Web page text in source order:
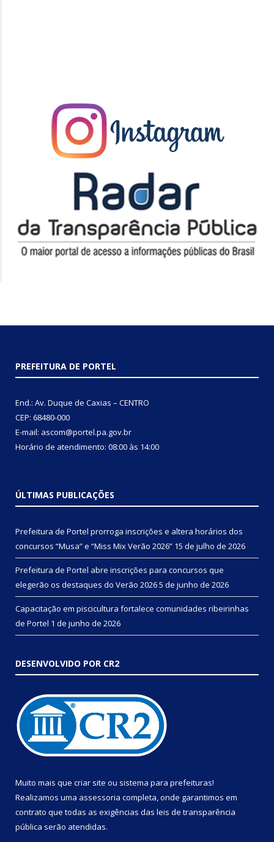
PREFEITURA DE PORTEL
End.: Av. Duque de Caxias – CENTRO
CEP: 68480-000
E-mail: ascom@portel.pa.gov.br
Horário de atendimento: 08:00 às 14:00
ÚLTIMAS PUBLICAÇÕES
Prefeitura de Portel prorroga inscrições e altera horários dos
concursos “Musa” e “Miss Mix Verão 2026” 15 de julho de 2026
Prefeitura de Portel abre inscrições para concursos que
elegerão os destaques do Verão 20265 de junho de 2026
Capacitação em piscicultura fortalece comunidades ribeirinhas
de Portel 1 de junho de 2026
DESENVOLVIDO POR CR2
Muito mais que criar site ou sistema para prefeituras!
Realizamos uma assessoria completa, onde garantimos em
contrato que todas as exigências das leis de transparência
pública serão atendidas.